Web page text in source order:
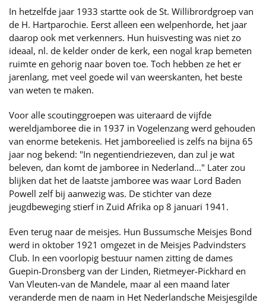
In hetzelfde jaar 1933 startte ook de St. Willibrordgroep van
de H. Hartparochie. Eerst alleen een welpenhorde, het jaar
daarop ook met verkenners. Hun huisvesting was niet zo
ideaal, nl. de kelder onder de kerk, een nogal krap bemeten
ruimte en gehorig naar boven toe. Toch hebben ze het er
jarenlang, met veel goede wil van weerskanten, het beste
van weten te maken.
Voor alle scoutinggroepen was uiteraard de vijfde
wereldjamboree die in 1937 in Vogelenzang werd gehouden
van enorme betekenis. Het jamboreelied is zelfs na bijna 65
jaar nog bekend: "In negentiendriezeven, dan zul je wat
beleven, dan komt de jamboree in Nederland..." Later zou
blijken dat het de laatste jamboree was waar Lord Baden
Powell zelf bij aanwezig was. De stichter van deze
jeugdbeweging stierf in Zuid Afrika op 8 januari 1941.
Even terug naar de meisjes. Hun Bussumsche Meisjes Bond
werd in oktober 1921 omgezet in de Meisjes Padvindsters
Club. In een voorlopig bestuur namen zitting de dames
Guepin-Dronsberg van der Linden, Rietmeyer-Pickhard en
Van Vleuten-van de Mandele, maar al een maand later
veranderde men de naam in Het Nederlandsche Meisjesgilde